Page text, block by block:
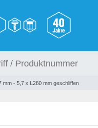
mm - 5,7 x L280 mm geschliffen